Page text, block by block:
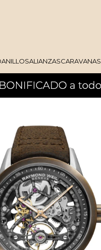
ANILLOSALIANZASCARAVANAS